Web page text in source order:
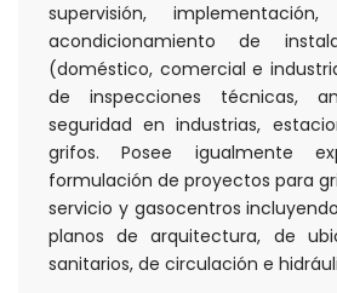
supervisión,
acondicionamiento de
(doméstico, comercial e
de inspecciones técnicas,
seguridad en industrias,
grifos. Posee igualmente
formulación de proyectos para
servicio y gasocentros
planos de arquitectura, de
sanitarios, de circulación e